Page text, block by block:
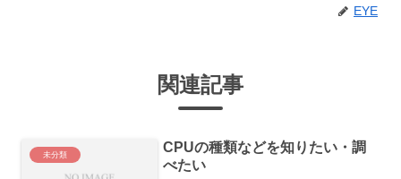
EYE
関連記事
未分類
CPUの種類などを知りたい・調
べたい